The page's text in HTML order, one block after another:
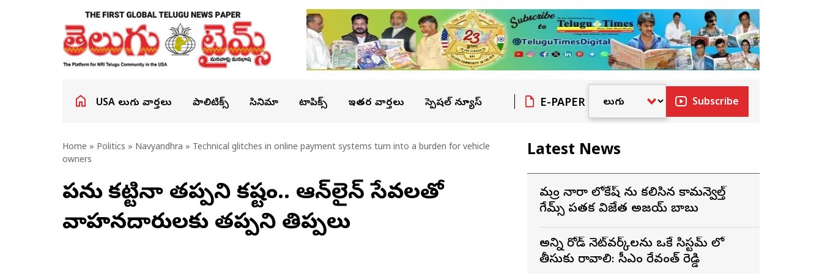
USA తెలుగు వార్తలు పాలిటిక్స్ సినిమా టాపిక్స్ ఇతర వార్తలు స్పెషల్ న్యూస్ E-PAPER Subscribe
Home » Politics » Navyandhra » Technical glitches in online payment systems turn into a burden for vehicle
owners
పన్ను కట్టినా తప్పని కష్టం.. ఆన్‌లైన్ సేవలతో
వాహనదారులకు తప్పని తిప్పలు
Latest News
మంత్రి నారా లోకేష్ ను కలిసిన కామన్వెల్త్
గేమ్స్ పతక విజేత అజయ్ బాబు
అన్ని రోడ్ నెట్‌వర్క్‌లను ఒకే సిస్టమ్ లో
తీసుకు రావాలి: సీఎం రేవంత్ రెడ్డి